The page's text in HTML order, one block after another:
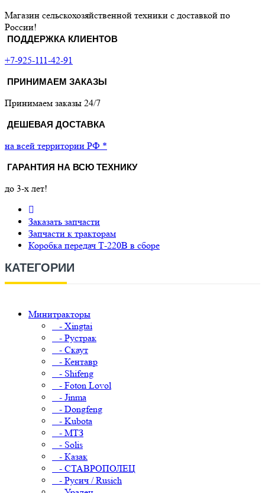
Магазин сельскохозяйственной техники с доставкой по
России!
ПОДДЕРЖКА КЛИЕНТОВ
+7-925-111-42-91
ПРИНИМАЕМ ЗАКАЗЫ
Принимаем заказы 24/7
ДЕШЕВАЯ ДОСТАВКА
на всей территории РФ *
ГАРАНТИЯ НА ВСЮ ТЕХНИКУ
до 3-х лет!
Заказать запчасти
Запчасти к тракторам
Коробка передач Т-220В в сборе
КАТЕГОРИИ
Минитракторы
- Xingtai
- Рустрак
- Скаут
- Кентавр
- Shifeng
- Foton Lovol
- Jinma
- Dongfeng
- Kubota
- МТЗ
- Solis
- Казак
- СТАВРОПОЛЕЦ
- Русич / Rusich